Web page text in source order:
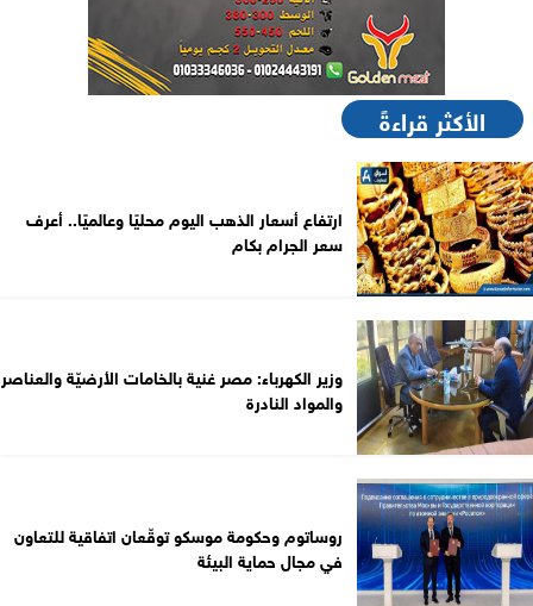
الأكثر قراءةً
ارتفاع أسعار الذهب اليوم محليًا وعالميًا.. أعرف
سعر الجرام بكام
وزير الكهرباء: مصر غنية بالخامات الأرضيّة والعناصر
والمواد النادرة
روساتوم وحكومة موسكو توقّعان اتفاقية للتعاون
في مجال حماية البيئة